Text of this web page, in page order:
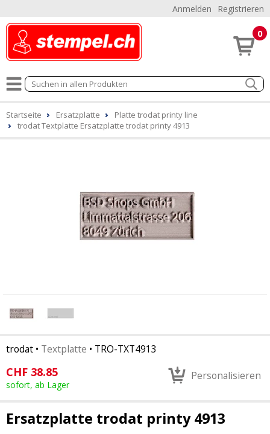
Anmelden Registrieren
0
Startseite Ersatzplatte
Platte trodat printy line
trodat Textplatte Ersatzplatte trodat printy 4913
trodat • Textplatte • TRO-TXT4913
CHF 38.85
sofort, ab Lager
Personalisieren
Ersatzplatte trodat printy 4913